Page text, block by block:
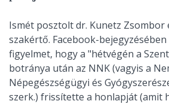
Ismét posztolt dr. Kunetz Zsombor
szakértő. Facebook-
figyelmet, hogy a "hétvégén a
botránya után az NNK (vagyis a
Népegészségügyi és
szerk.) frissítette a honlapját (amit